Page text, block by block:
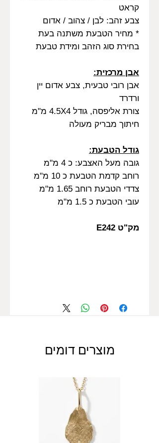
קראט
צבע זהב: לבן / צהוב / אדום
* מחיר הטבעת משתנה בעת
בחירת סוג הזהב ומידת טבעת
אבן מרכזית:
אבן רובי טבעית, צבע אדום יין
ורדרד
צורת אליפסה, גודל 4.5X4 מ"מ
חיתוך מבריק מעולה
גודל הטבעת:
גובה מעל האצבע: כ 4 מ"מ
רוחב קדמת הטבעת כ 10 מ"מ
צדדי הטבעת רוחב 1.65 מ"מ
עובי הטבעת כ 1.5 מ"מ
מק"ט E242
מוצרים דומים